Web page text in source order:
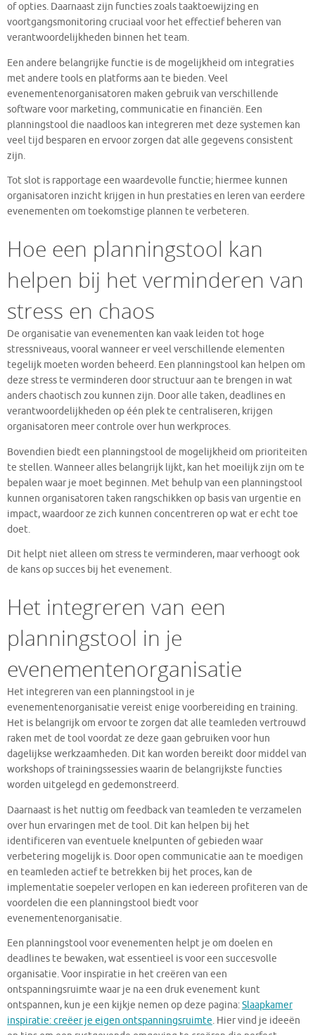
of opties. Daarnaast zijn functies zoals taaktoewijzing en
voortgangsmonitoring cruciaal voor het effectief beheren van
verantwoordelijkheden binnen het team.
Een andere belangrijke functie is de mogelijkheid om integraties
met andere tools en platforms aan te bieden. Veel
evenementenorganisatoren maken gebruik van verschillende
software voor marketing, communicatie en financiën. Een
planningstool die naadloos kan integreren met deze systemen kan
veel tijd besparen en ervoor zorgen dat alle gegevens consistent
zijn.
Tot slot is rapportage een waardevolle functie; hiermee kunnen
organisatoren inzicht krijgen in hun prestaties en leren van eerdere
evenementen om toekomstige plannen te verbeteren.
Hoe een planningstool kan
helpen bij het verminderen van
stress en chaos
De organisatie van evenementen kan vaak leiden tot hoge
stressniveaus, vooral wanneer er veel verschillende elementen
tegelijk moeten worden beheerd. Een planningstool kan helpen om
deze stress te verminderen door structuur aan te brengen in wat
anders chaotisch zou kunnen zijn. Door alle taken, deadlines en
verantwoordelijkheden op één plek te centraliseren, krijgen
organisatoren meer controle over hun werkproces.
Bovendien biedt een planningstool de mogelijkheid om prioriteiten
te stellen. Wanneer alles belangrijk lijkt, kan het moeilijk zijn om te
bepalen waar je moet beginnen. Met behulp van een planningstool
kunnen organisatoren taken rangschikken op basis van urgentie en
impact, waardoor ze zich kunnen concentreren op wat er echt toe
doet.
Dit helpt niet alleen om stress te verminderen, maar verhoogt ook
de kans op succes bij het evenement.
Het integreren van een
planningstool in je
evenementenorganisatie
Het integreren van een planningstool in je
evenementenorganisatie vereist enige voorbereiding en training.
Het is belangrijk om ervoor te zorgen dat alle teamleden vertrouwd
raken met de tool voordat ze deze gaan gebruiken voor hun
dagelijkse werkzaamheden. Dit kan worden bereikt door middel van
workshops of trainingssessies waarin de belangrijkste functies
worden uitgelegd en gedemonstreerd.
Daarnaast is het nuttig om feedback van teamleden te verzamelen
over hun ervaringen met de tool. Dit kan helpen bij het
identificeren van eventuele knelpunten of gebieden waar
verbetering mogelijk is. Door open communicatie aan te moedigen
en teamleden actief te betrekken bij het proces, kan de
implementatie soepeler verlopen en kan iedereen profiteren van de
voordelen die een planningstool biedt voor
evenementenorganisatie.
Een planningstool voor evenementen helpt je om doelen en
deadlines te bewaken, wat essentieel is voor een succesvolle
organisatie. Voor inspiratie in het creëren van een
ontspanningsruimte waar je na een druk evenement kunt
ontspannen, kun je een kijkje nemen op deze pagina:Slaapkamer
inspiratie: creëer je eigen ontspanningsruimte. Hier vind je ideeën